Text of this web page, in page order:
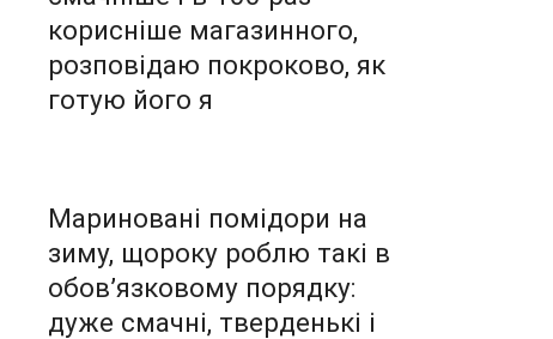
корисніше магазинного,
розповідаю покроково, як
готую його я
Мариновані помідори на
зиму, щороку роблю такі в
обов’язковому порядку:
дуже смачні, тверденькі і